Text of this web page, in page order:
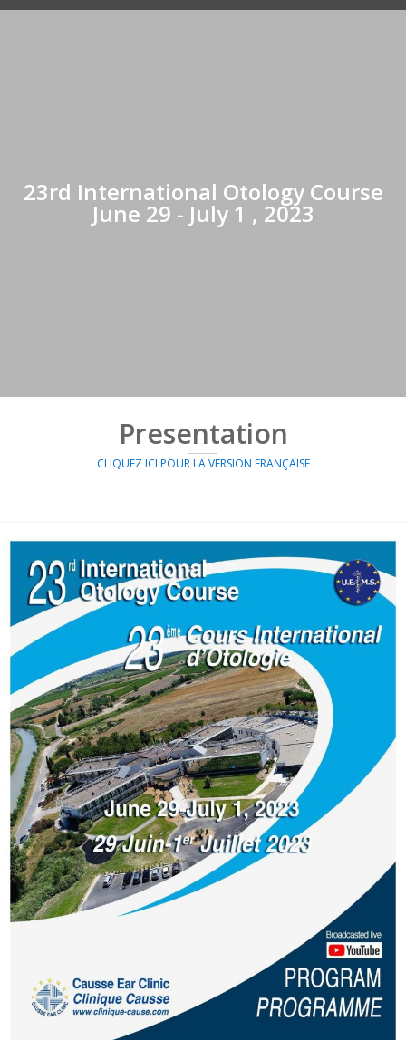
23rd International Otology Course
June 29 - July 1 , 2023
Presentation
CLIQUEZ ICI POUR LA VERSION FRANÇAISE